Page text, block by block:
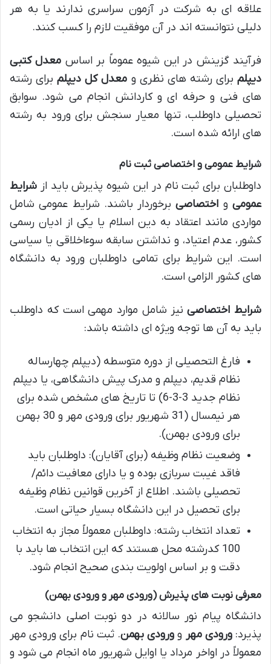
علاقه ای به شرکت در آزمون سراسری ندارند یا به هر
دلیلی نتوانسته اند در آن موفقیت لازم را کسب کنند.
فرآیند گزینش در این شیوه عموماً بر اساس معدل کتبی
دیپلمبرای رشته های نظری و معدل کل دیپلمبرای رشته
های فنی و حرفه ای و کاردانش انجام می شود. سوابق
تحصیلی داوطلب، تنها معیار سنجش برای ورود به رشته
های ارائه شده است.
شرایط عمومی و اختصاصی ثبت نام
داوطلبان برای ثبت نام در این شیوه پذیرش باید از شرایط
عمومیو اختصاصیبرخوردار باشند. شرایط عمومی شامل
مواردی مانند اعتقاد به دین اسلام یا یکی از ادیان رسمی
کشور، عدم اعتیاد، و نداشتن سابقه سوءاخلاقی یا سیاسی
است. این شرایط برای تمامی داوطلبان ورود به دانشگاه
های کشور الزامی است.
شرایط اختصاصینیز شامل موارد مهمی است که داوطلب
باید به آن ها توجه ویژه ای داشته باشد:
فارغ التحصیلی از دوره متوسطه (دیپلم چهارساله
نظام قدیم، دیپلم و مدرک پیش دانشگاهی، یا دیپلم
نظام جدید 3-3-6) تا تاریخ های مشخص شده برای
هر نیمسال (31 شهریور برای ورودی مهر و 30 بهمن
برای ورودی بهمن).
وضعیت نظام وظیفه (برای آقایان): داوطلبان باید
فاقد غیبت سربازی بوده و یا دارای معافیت دائم/
تحصیلی باشند. اطلاع از آخرین قوانین نظام وظیفه
برای تحصیل در این دانشگاه بسیار حیاتی است.
تعداد انتخاب رشته: داوطلبان معمولاً مجاز به انتخاب
100 کدرشته محل هستند که این انتخاب ها باید با
دقت و بر اساس اولویت بندی صحیح انجام شود.
معرفی نوبت های پذیرش (ورودی مهر و ورودی بهمن)
دانشگاه پیام نور سالانه در دو نوبت اصلی دانشجو می
پذیرد:ورودی مهر و ورودی بهمن. ثبت نام برای ورودی مهر
معمولاً در اواخر مرداد یا اوایل شهریور ماه انجام می شود و